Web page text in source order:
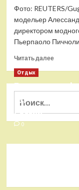
этой
весной
Фото: REUTERS/
модельер
директором
Пьерпаоло
Читать далее
Микеле
стал
Отдых
Бесплатные
России
0